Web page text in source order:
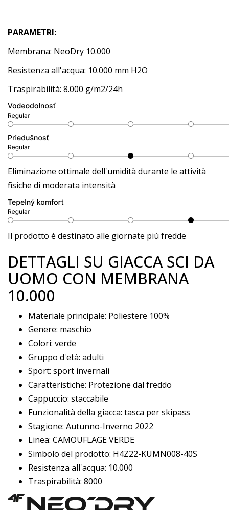
PARAMETRI:
Membrana: NeoDry 10.000
Resistenza all'acqua: 10.000 mm H2O
Traspirabilità: 8.000 g/m2/24h
Eliminazione ottimale dell'umidità durante le attività
fisiche di moderata intensità
Il prodotto è destinato alle giornate più fredde
DETTAGLI SU GIACCA SCI DA
UOMO CON MEMBRANA
10.000
Materiale principale: Poliestere 100%
Genere: maschio
Colori: verde
Gruppo d'età: adulti
Sport: sport invernali
Caratteristiche: Protezione dal freddo
Cappuccio: staccabile
Funzionalità della giacca: tasca per skipass
Stagione: Autunno-Inverno 2022
Linea: CAMOUFLAGE VERDE
Simbolo del prodotto: H4Z22-KUMN008-40S
Resistenza all'acqua: 10.000
Traspirabilità: 8000